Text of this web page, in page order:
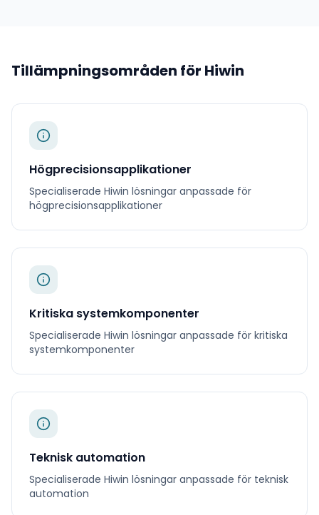
Tillämpningsområden för Hiwin
Högprecisionsapplikationer
Specialiserade Hiwin lösningar anpassade för
högprecisionsapplikationer
Kritiska systemkomponenter
Specialiserade Hiwin lösningar anpassade för kritiska
systemkomponenter
Teknisk automation
Specialiserade Hiwin lösningar anpassade för teknisk
automation